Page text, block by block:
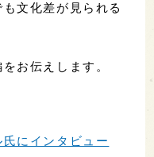
文化差が見られる
お伝えします。
にインタビュー